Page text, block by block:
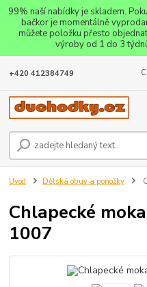
99% naší nabídky je skladem.
bačkor je momentálně
můžete položku přesto
výroby od 1 do 3
+420 412384749
Úvod Dětská obuv a ponožky
Chlapecké
1007